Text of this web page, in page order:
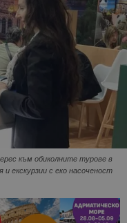
към обиколните турове в
и екскурзии с еко насоченост